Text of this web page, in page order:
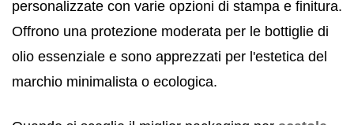
personalizzate con varie opzioni di stampa e finitura.
Offrono una protezione moderata per le bottiglie di
olio essenziale e sono apprezzati per l'estetica del
marchio minimalista o ecologica.